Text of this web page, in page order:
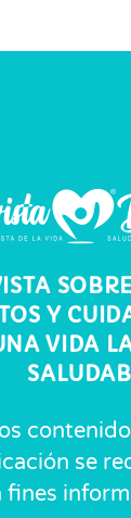
Y
VIDA
se
fines